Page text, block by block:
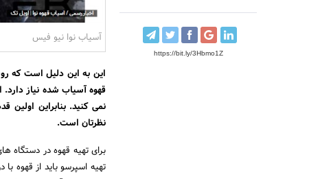
https://bit.ly/3Hbmo1Z
آسیاب نوا نیو فیس
این به این دلیل است که
قهوه آسیاب شده نیاز
نمی کنید. بنابراین اولین
نظرتان است.
برای تهیه قهوه در دستگاه
تهیه اسپرسو باید از قهوه